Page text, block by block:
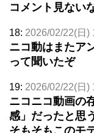
コメント見ない
18: 2026/02/22(日)
ニコ動はまたア
って聞いたぞ
19: 2026/02/22(日)
ニコニコ動画の
感」だったと思
そもそもこのモ